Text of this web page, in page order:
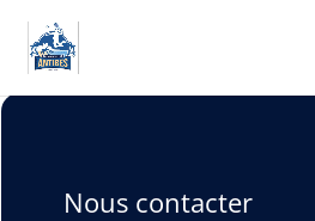
Nous contacter